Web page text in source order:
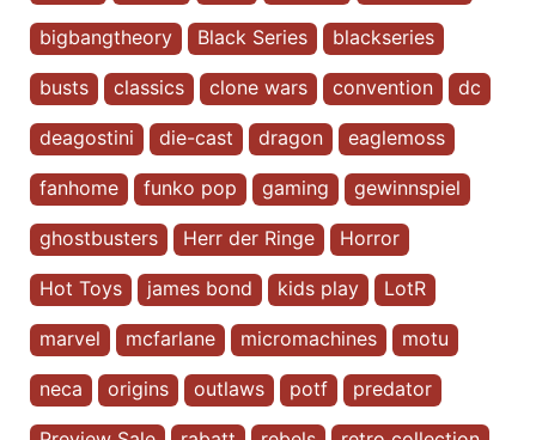
bigbangtheory Black Series blackseries
busts classics clone wars convention dc
deagostini die-cast dragon eaglemoss
fanhome funko pop gaming gewinnspiel
ghostbusters Herr der Ringe Horror
Hot Toys james bond kids play LotR
marvel mcfarlane micromachines motu
neca origins outlaws potf predator